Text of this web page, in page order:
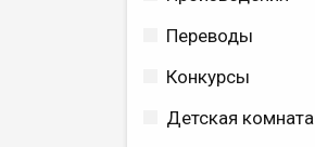
Переводы
Конкурсы
Детская комната